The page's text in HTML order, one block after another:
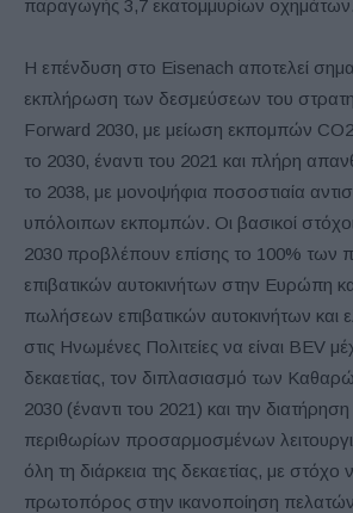
παραγωγής 3,7 εκατομμυρίων οχημάτων.
Η επένδυση στο Eisenach αποτελεί
εκπλήρωση των δεσμεύσεων του
Forward 2030, με μείωση εκπομπών
το 2030, έναντι του 2021 και πλήρη
το 2038, με μονοψήφια ποσοστιαία
υπόλοιπων εκπομπών. Οι βασικοί
2030 προβλέπουν επίσης το 100% των
επιβατικών αυτοκινήτων στην Ευρώπη
πωλήσεων επιβατικών αυτοκινήτων
στις Ηνωμένες Πολιτείες να είναι BEV
δεκαετίας, τον διπλασιασμό των
2030 (έναντι του 2021) και την
περιθωρίων προσαρμοσμένων
όλη τη διάρκεια της δεκαετίας, με στόχο
πρωτοπόρος στην ικανοποίηση